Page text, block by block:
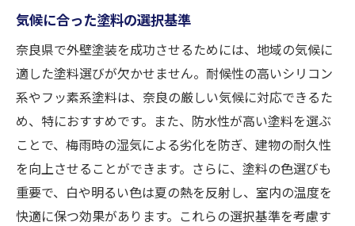
気候に合った塗料の選択基準
奈良県で外壁塗装を成功させるためには、地域の気候に
適した塗料選びが欠かせません。耐候性の高いシリコン
系やフッ素系塗料は、奈良の厳しい気候に対応できるた
め、特におすすめです。また、防水性が高い塗料を選ぶ
ことで、梅雨時の湿気による劣化を防ぎ、建物の耐久性
を向上させることができます。さらに、塗料の色選びも
重要で、白や明るい色は夏の熱を反射し、室内の温度を
快適に保つ効果があります。これらの選択基準を考慮す